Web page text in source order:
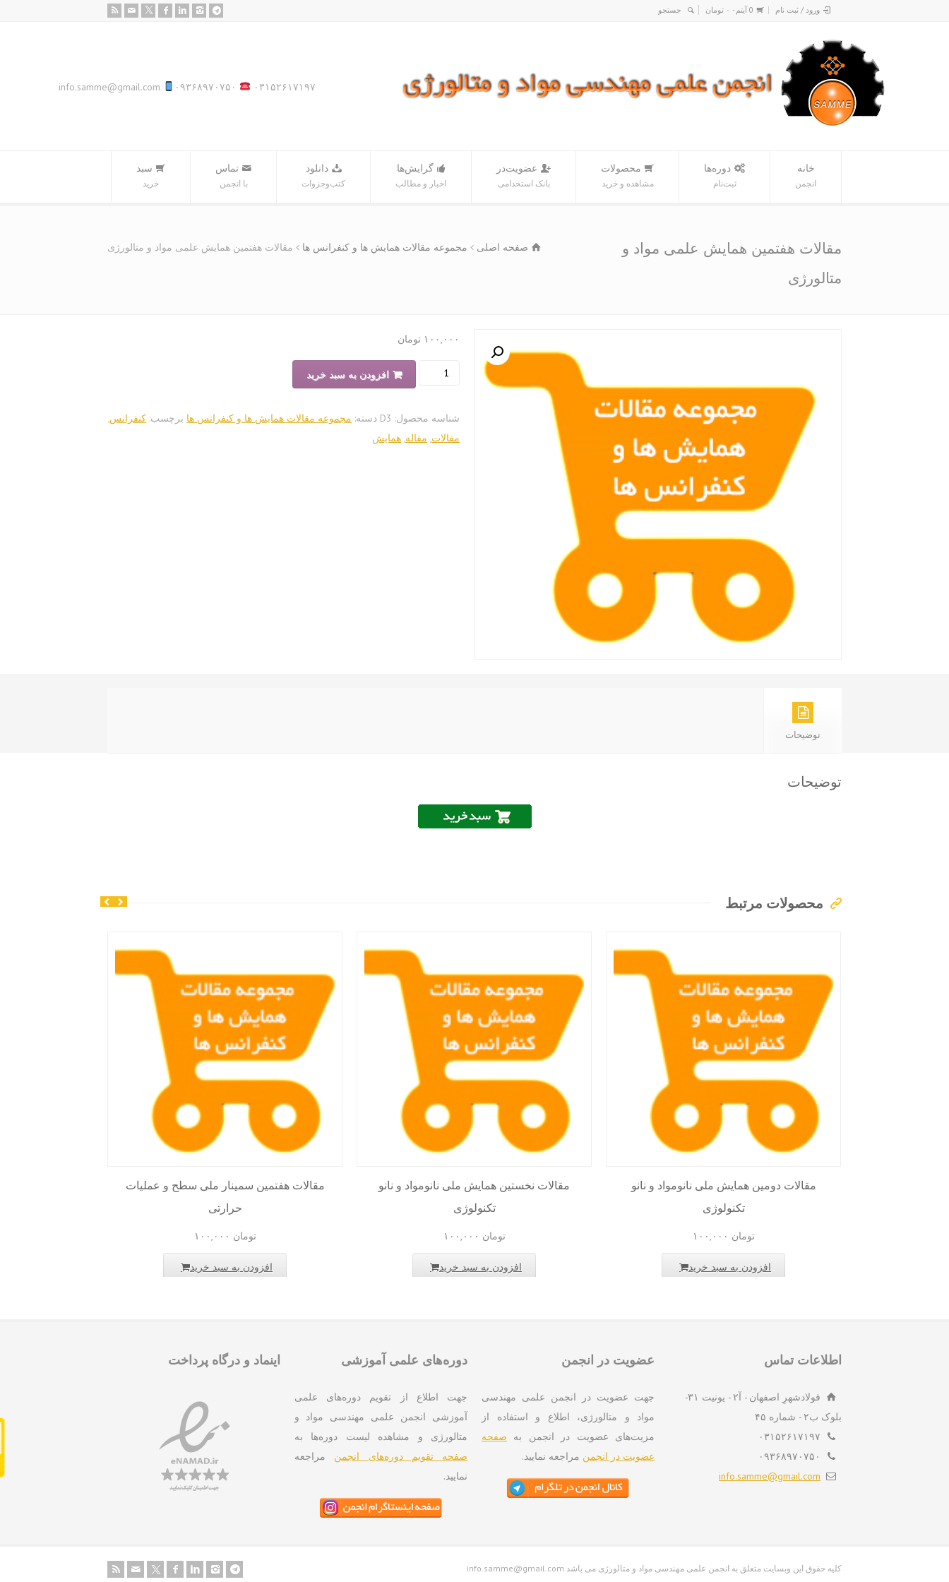
ورود / ثبت نام 0 آیتم - ۰ تومان
info.samme@gmail.com ۰۹۳۶۸۹۷۰۷۵۰ ۰۳۱۵۲۶۱۷۱۹۷
خانه
انجمن
دوره‌ها
ثبت‌نام
محصولات
مشاهده و خرید
عضویت‌در
بانک‌ استخدامی
گرایش‌ها
اخبار و مطالب
دانلود
کتب‌و‌جزوات
تماس
با انجمن
سبد‌
خرید
مقالات هفتمین همایش علمی مواد و
متالورژی
صفحه اصلی مجموعه مقالات همایش ها و کنفرانس ها مقالات هفتمین همایش علمی مواد و متالورژی
۱۰۰,۰۰۰ تومان
مقالات
افزودن به سبد خرید
شناسه محصول: D3 دسته: مجموعه مقالات همایش ها و کنفرانس ها برچسب: کنفرانس,
مقالات, مقاله, همایش
توضیحات
توضیحات
محصولات مرتبط
مقالات هفتمین سمینار ملی سطح و عملیات
حرارتی
۱۰۰,۰۰۰ تومان
افزودن به سبد خرید
مقالات نخستین همایش ملی نانومواد و نانو
تکنولوژی
۱۰۰,۰۰۰ تومان
افزودن به سبد خرید
مقالات دومین همایش ملی نانومواد و نانو
تکنولوژی
۱۰۰,۰۰۰ تومان
افزودن به سبد خرید
اطلاعات تماس
فولادشهرِ اصفهان - آ۲ - یونیت ۳۱-
بلوک ب۲ - شماره ۴۵
۰۳۱۵۲۶۱۷۱۹۷
۰۹۳۶۸۹۷۰۷۵۰
info.samme@gmail.com
عضویت در انجمن
جهت عضویت در انجمن علمی مهندسی
مواد و متالورژی، اطلاع و استفاده از
مزیت‌های عضویت در انجمن به صفحه
عضویت در انجمن مراجعه نمایید.
دوره‌های علمی آموزشی
جهت اطلاع از تقویم دوره‌های علمی
آموزشی انجمن علمی مهندسی مواد و
متالورژی و مشاهده لیست دوره‌ها به
صفحه تقویم دوره‌های انجمن مراجعه
نمایید.
اینماد و درگاه پرداخت
info.samme@gmail.com کلیه حقوق این وبسایت متعلق به انجمن علمی مهندسی مواد و متالورژی می باشد